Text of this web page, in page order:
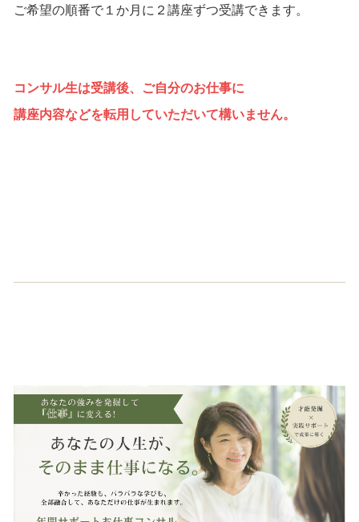
ご希望の順番で１か月に２講座ずつ受講できます。
コンサル生は受講後、ご自分のお仕事に
講座内容などを転用していただいて構いません。